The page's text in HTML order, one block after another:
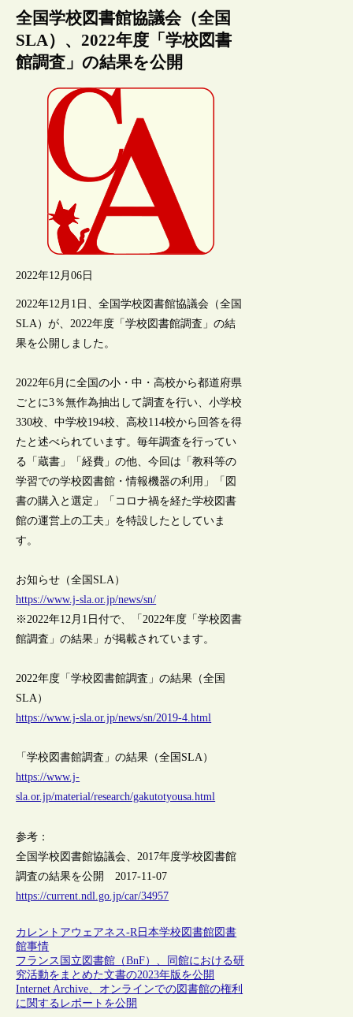
全国学校図書館協議会（全国
SLA）、2022年度「学校図書
館調査」の結果を公開
2022年12月06日
2022年12月1日、全国学校図書館協議会（全国
SLA）が、2022年度「学校図書館調査」の結
果を公開しました。
2022年6月に全国の小・中・高校から都道府県
ごとに3％無作為抽出して調査を行い、小学校
330校、中学校194校、高校114校から回答を得
たと述べられています。毎年調査を行ってい
る「蔵書」「経費」の他、今回は「教科等の
学習での学校図書館・情報機器の利用」「図
書の購入と選定」「コロナ禍を経た学校図書
館の運営上の工夫」を特設したとしていま
す。
お知らせ（全国SLA）
https://www.j-sla.or.jp/news/sn/
※2022年12月1日付で、「2022年度「学校図書
館調査」の結果」が掲載されています。
2022年度「学校図書館調査」の結果（全国
SLA）
https://www.j-sla.or.jp/news/sn/2019-4.html
「学校図書館調査」の結果（全国SLA）
https://www.j-
sla.or.jp/material/research/gakutotyousa.html
参考：
全国学校図書館協議会、2017年度学校図書館
調査の結果を公開 2017-11-07
https://current.ndl.go.jp/car/34957
カレントアウェアネス-R 日本学校図書館図書
館事情
フランス国立図書館（BnF）、同館における研
究活動をまとめた文書の2023年版を公開
Internet Archive、オンラインでの図書館の権利
に関するレポートを公開